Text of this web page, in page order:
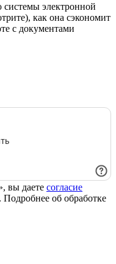
электронной
как она сэкономит
с документами
вы даете согласие
об обработке